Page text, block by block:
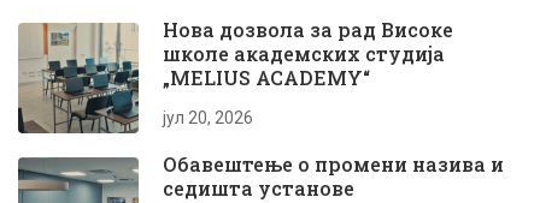
Нова дозвола за рад Високе
школе академских студија
„MELIUS ACADEMY“
јул 20, 2026
Обавештење о промени назива и
седишта установе